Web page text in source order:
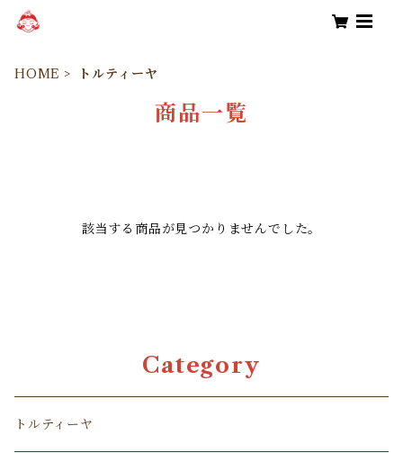
HOME トルティーヤ
商品一覧
該当する商品が見つかりませんでした。
Category
トルティーヤ